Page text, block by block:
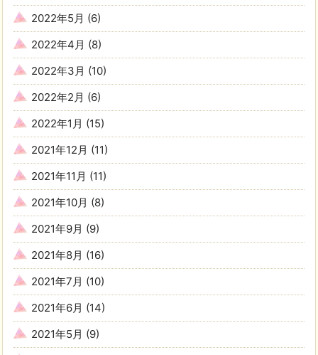
2022年5月 (6)
2022年4月 (8)
2022年3月 (10)
2022年2月 (6)
2022年1月 (15)
2021年12月 (11)
2021年11月 (11)
2021年10月 (8)
2021年9月 (9)
2021年8月 (16)
2021年7月 (10)
2021年6月 (14)
2021年5月 (9)